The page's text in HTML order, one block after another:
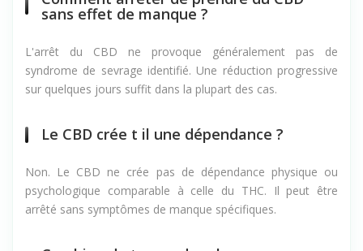
Comment arrêter de prendre du CBD
L'arrêt du CBD ne provoque généralement pas de
syndrome de sevrage identifié. Une réduction progressive
Non. Le CBD ne crée pas de dépendance physique ou
psychologique comparable à celle du THC. Il peut être